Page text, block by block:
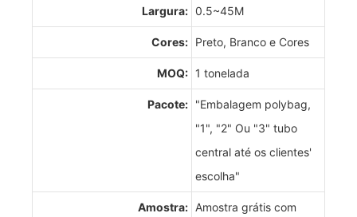
Largura: 0.5~45M
Cores: Preto, Branco e Cores
MOQ: 1 tonelada
Pacote: "Embalagem polybag,
"1", "2" Ou "3" tubo
central até os clientes'
escolha"
Amostra: Amostra grátis com